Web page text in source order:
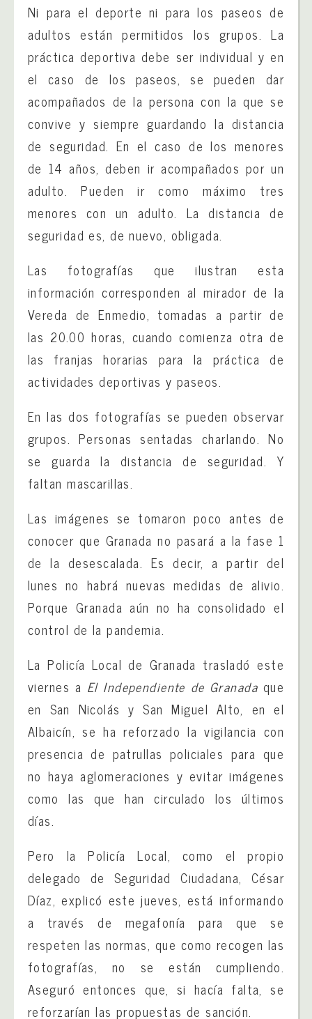
Ni para el deporte ni para los paseos de
adultos están permitidos los grupos. La
práctica deportiva debe ser individual y en
el caso de los paseos, se pueden dar
acompañados de la persona con la que se
convive y siempre guardando la distancia
de seguridad. En el caso de los menores
de 14 años, deben ir acompañados por un
adulto. Pueden ir como máximo tres
menores con un adulto. La distancia de
seguridad es, de nuevo, obligada.
Las fotografías que ilustran esta
información corresponden al mirador de la
Vereda de Enmedio, tomadas a partir de
las 20.00 horas, cuando comienza otra de
las franjas horarias para la práctica de
actividades deportivas y paseos.
En las dos fotografías se pueden observar
grupos. Personas sentadas charlando. No
se guarda la distancia de seguridad. Y
faltan mascarillas.
Las imágenes se tomaron poco antes de
conocer que Granada no pasará a la fase 1
de la desescalada. Es decir, a partir del
lunes no habrá nuevas medidas de alivio.
Porque Granada aún no ha consolidado el
control de la pandemia.
La Policía Local de Granada trasladó este
viernes a El Independiente de Granada que
en San Nicolás y San Miguel Alto, en el
Albaicín, se ha reforzado la vigilancia con
presencia de patrullas policiales para que
no haya aglomeraciones y evitar imágenes
como las que han circulado los últimos
días.
Pero la Policía Local, como el propio
delegado de Seguridad Ciudadana, César
Díaz, explicó este jueves, está informando
a través de megafonía para que se
respeten las normas, que como recogen las
fotografías, no se están cumpliendo.
Aseguró entonces que, si hacía falta, se
reforzarían las propuestas de sanción.